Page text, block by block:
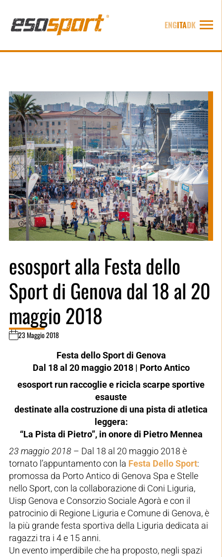
ENGITADK
esosport alla Festa dello
Sport di Genova dal 18 al 20
maggio 2018
23 Maggio 2018
Festa dello Sport di Genova
Dal 18 al 20 maggio 2018 | Porto Antico
esosport run raccoglie e ricicla scarpe sportive
esauste
destinate alla costruzione di una pista di atletica
leggera:
“La Pista di Pietro”, in onore di Pietro Mennea
23 maggio 2018 – Dal 18 al 20 maggio 2018 è
tornato l’appuntamento con la Festa Dello Sport:
promossa da Porto Antico di Genova Spa e Stelle
nello Sport, con la collaborazione di Coni Liguria,
Uisp Genova e Consorzio Sociale Agorà e con il
patrocinio di Regione Liguria e Comune di Genova, è
la più grande festa sportiva della Liguria dedicata ai
ragazzi tra i 4 e 15 anni.
Un evento imperdibile che ha proposto, negli spazi